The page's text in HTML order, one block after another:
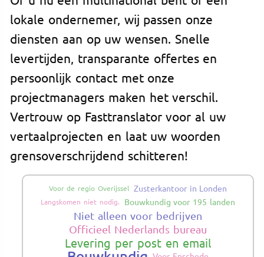
lokale ondernemer, wij passen onze
diensten aan op uw wensen. Snelle
levertijden, transparante offertes en
persoonlijk contact met onze
projectmanagers maken het verschil.
Vertrouw op Fasttranslator voor al uw
vertaalprojecten en laat uw woorden
grensoverschrijdend schitteren!
Voor de regio Overijssel Zusterkantoor in Londen
Langskomen niet nodig. Bouwkundig voor 195 landen
Niet alleen voor bedrijven
Officieel Nederlands bureau
Levering per post en email